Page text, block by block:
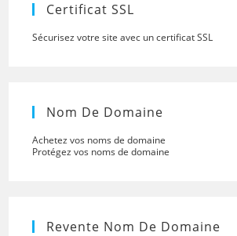
Certificat SSL
Sécurisez votre site avec un certificat SSL
Nom De Domaine
Achetez vos noms de domaine
Protégez vos noms de domaine
Revente Nom De Domaine